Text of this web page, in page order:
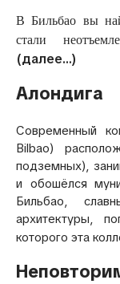
В Бильбао вы
стали
(далее…)
Алондига
Современный
Bilbao)
подземных),
и обошёлся
Бильбао,
архитектуры,
которого эта